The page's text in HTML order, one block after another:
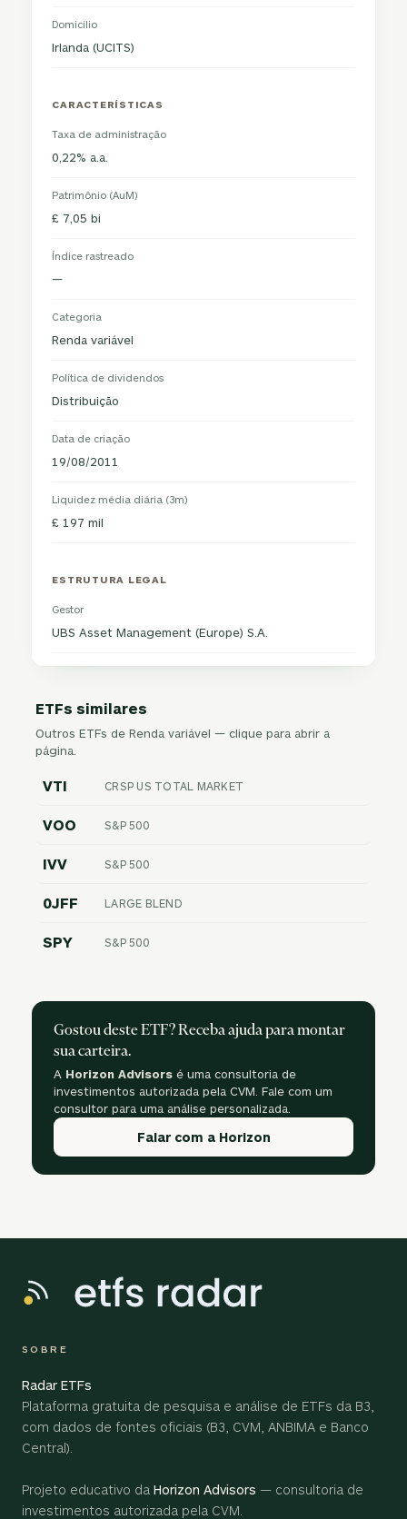
Domicílio
Irlanda (UCITS)
CARACTERÍSTICAS
Taxa de administração
0,22% a.a.
Patrimônio (AuM)
£ 7,05 bi
Índice rastreado
—
Categoria
Renda variável
Política de dividendos
Distribuição
Data de criação
19/08/2011
Liquidez média diária (3m)
£ 197 mil
ESTRUTURA LEGAL
Gestor
UBS Asset Management (Europe) S.A.
ETFs similares
Outros ETFs de Renda variável — clique para abrir a
página.
VTI CRSP US TOTAL MARKET
VOO S&P 500
IVV S&P 500
0JFF LARGE BLEND
SPY S&P 500
Gostou deste ETF? Receba ajuda para montar
sua carteira.
A Horizon Advisors é uma consultoria de
investimentos autorizada pela CVM. Fale com um
consultor para uma análise personalizada.
Falar com a Horizon
SOBRE
Radar ETFs
Plataforma gratuita de pesquisa e análise de ETFs da B3,
com dados de fontes oficiais (B3, CVM, ANBIMA e Banco
Central).
Projeto educativo da Horizon Advisors — consultoria de
investimentos autorizada pela CVM.